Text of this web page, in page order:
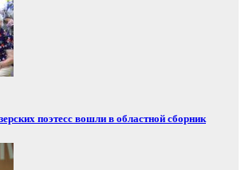
поэтесс вошли в областной сборник